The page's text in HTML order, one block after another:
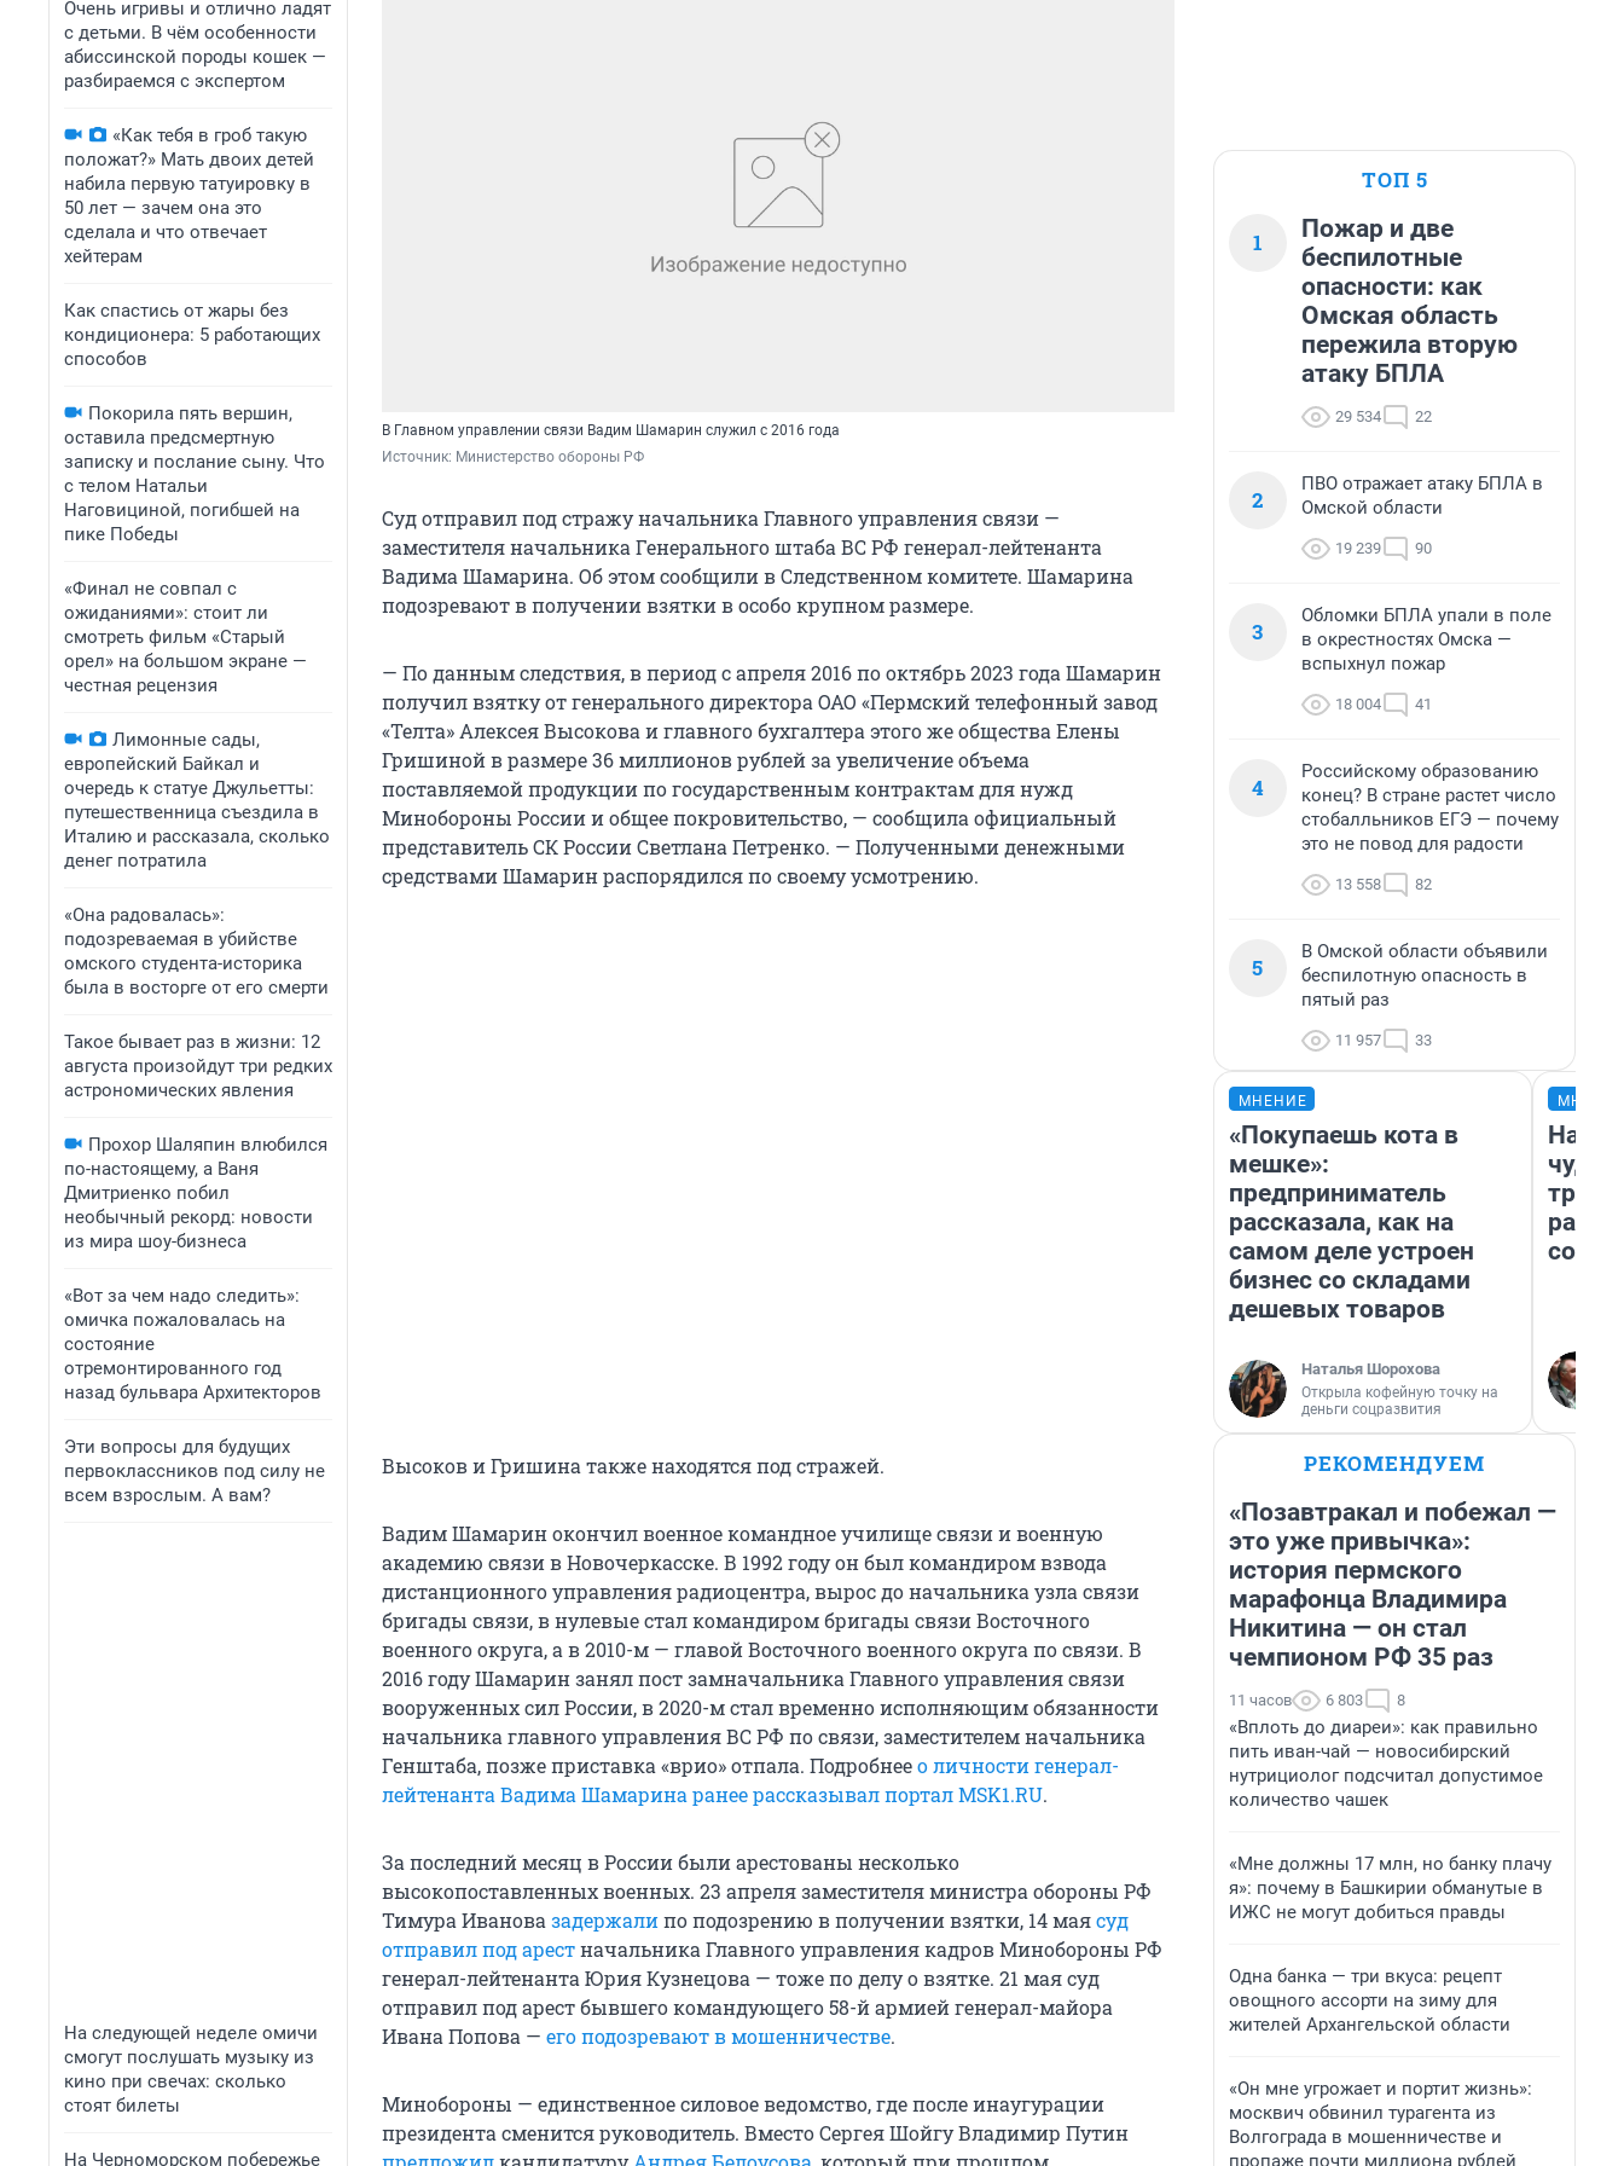
Очень игривы и отлично ладят
с детьми. В чём особенности
абиссинской породы кошек —
разбираемся с экспертом
«Как тебя в гроб такую
положат?» Мать двоих детей
набила первую татуировку в
50 лет — зачем она это
сделала и что отвечает
хейтерам
Как спастись от жары без
кондиционера: 5 работающих
способов
Покорила пять вершин,
оставила предсмертную
записку и послание сыну. Что
с телом Натальи
Наговициной, погибшей на
пике Победы
«Финал не совпал с
ожиданиями»: стоит ли
смотреть фильм «Старый
орел» на большом экране —
честная рецензия
Лимонные сады,
европейский Байкал и
очередь к статуе Джульетты:
путешественница съездила в
Италию и рассказала, сколько
денег потратила
«Она радовалась»:
подозреваемая в убийстве
омского студента-историка
была в восторге от его смерти
Такое бывает раз в жизни: 12
августа произойдут три редких
астрономических явления
Прохор Шаляпин влюбился
по-настоящему, а Ваня
Дмитриенко побил
необычный рекорд: новости
из мира шоу-бизнеса
«Вот за чем надо следить»:
омичка пожаловалась на
состояние
отремонтированного год
назад бульвара Архитекторов
Эти вопросы для будущих
первоклассников под силу не
всем взрослым. А вам?
На следующей неделе омичи
смогут послушать музыку из
кино при свечах: сколько
стоят билеты
На Черноморском побережье
В Главном управлении связи Вадим Шамарин служил с 2016 года
Источник: Министерство обороны РФ
Суд отправил под стражу начальника Главного управления связи —
заместителя начальника Генерального штаба ВС РФ генерал-лейтенанта
Вадима Шамарина. Об этом сообщили в Следственном комитете. Шамарина
подозревают в получении взятки в особо крупном размере.
— По данным следствия, в период с апреля 2016 по октябрь 2023 года Шамарин
получил взятку от генерального директора ОАО «Пермский телефонный завод
«Телта» Алексея Высокова и главного бухгалтера этого же общества Елены
Гришиной в размере 36 миллионов рублей за увеличение объема
поставляемой продукции по государственным контрактам для нужд
Минобороны России и общее покровительство, — сообщила официальный
представитель СК России Светлана Петренко. — Полученными денежными
средствами Шамарин распорядился по своему усмотрению.
Высоков и Гришина также находятся под стражей.
Вадим Шамарин окончил военное командное училище связи и военную
академию связи в Новочеркасске. В 1992 году он был командиром взвода
дистанционного управления радиоцентра, вырос до начальника узла связи
бригады связи, в нулевые стал командиром бригады связи Восточного
военного округа, а в 2010-м — главой Восточного военного округа по связи. В
2016 году Шамарин занял пост замначальника Главного управления связи
вооруженных сил России, в 2020-м стал временно исполняющим обязанности
начальника главного управления ВС РФ по связи, заместителем начальника
Генштаба, позже приставка «врио» отпала. Подробнеео личности генерал-
лейтенанта Вадима Шамарина ранее рассказывал портал MSK1.RU.
За последний месяц в России были арестованы несколько
высокопоставленных военных. 23 апреля заместителя министра обороны РФ
Тимура Иванова задержалипо подозрению в получении взятки, 14 маясуд
отправил под арестначальника Главного управления кадров Минобороны РФ
генерал-лейтенанта Юрия Кузнецова — тоже по делу о взятке. 21 мая суд
отправил под арест бывшего командующего 58-й армией генерал-майора
Ивана Попова — его подозревают в мошенничестве.
Минобороны — единственное силовое ведомство, где после инаугурации
президента сменится руководитель. Вместо Сергея Шойгу Владимир Путин
ТОП 5
1
Пожар и две
беспилотные
опасности: как
Омская область
пережила вторую
атаку БПЛА
29 534 22
2
ПВО отражает атаку БПЛА в
Омской области
19 239 90
3
Обломки БПЛА упали в поле
в окрестностях Омска —
вспыхнул пожар
18 004 41
4
Российскому образованию
конец? В стране растет число
стобалльников ЕГЭ — почему
это не повод для радости
13 558 82
5
В Омской области объявили
беспилотную опасность в
пятый раз
11 957 33
МНЕНИЕ
«Покупаешь кота в
мешке»:
предприниматель
рассказала, как на
самом деле устроен
бизнес со складами
дешевых товаров
Наталья Шорохова
Открыла кофейную точку на
деньги соцразвития
РЕКОМЕНДУЕМ
«Позавтракал и побежал —
это уже привычка»:
история пермского
марафонца Владимира
Никитина — он стал
чемпионом РФ 35 раз
11 часов 6 803 8
«Вплоть до диареи»: как правильно
пить иван-чай — новосибирский
нутрициолог подсчитал допустимое
количество чашек
«Мне должны 17 млн, но банку плачу
я»: почему в Башкирии обманутые в
ИЖС не могут добиться правды
Одна банка — три вкуса: рецепт
овощного ассорти на зиму для
жителей Архангельской области
«Он мне угрожает и портит жизнь»:
москвич обвинил турагента из
Волгограда в мошенничестве и
пропаже почти миллиона рублей